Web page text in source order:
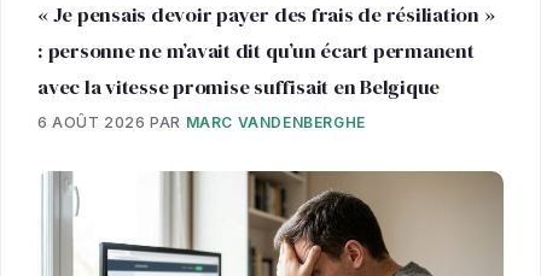
« Je pensais devoir payer des frais de résiliation »
: personne ne m’avait dit qu’un écart permanent
avec la vitesse promise suffisait en Belgique
6 AOÛT 2026 PAR MARC VANDENBERGHE